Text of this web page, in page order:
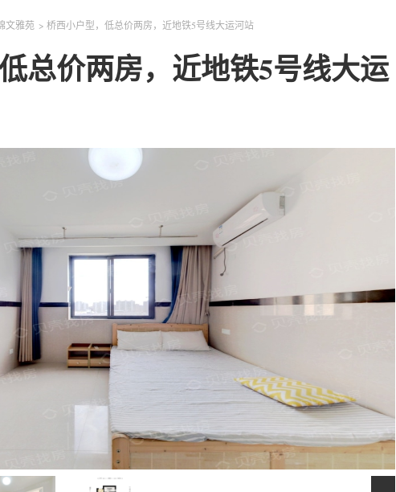
文雅苑 > 桥西小户型，低总价两房，近地铁5号线大运河站
总价两房，近地铁5号线大运